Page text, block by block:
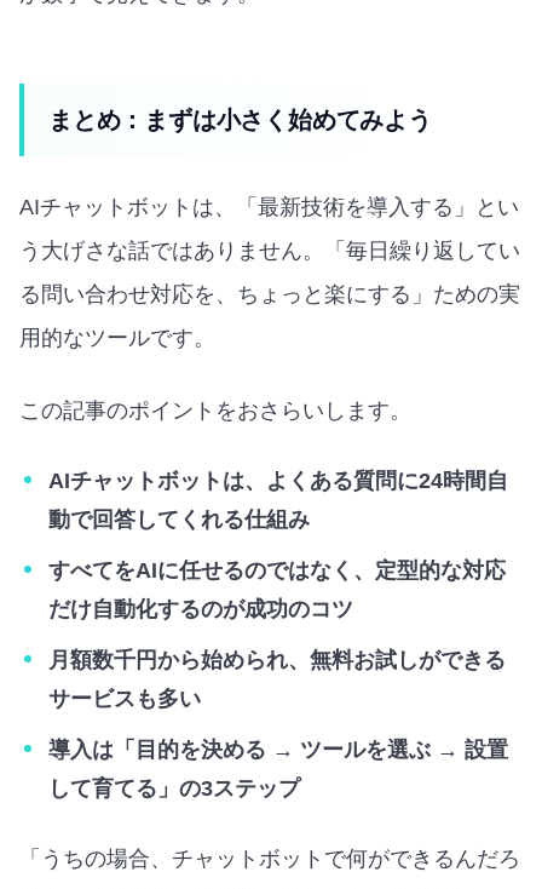
まとめ：まずは小さく始めてみよう
AIチャットボットは、「最新技術を導入する」とい
う大げさな話ではありません。「毎日繰り返してい
る問い合わせ対応を、ちょっと楽にする」ための実
用的なツールです。
この記事のポイントをおさらいします。
AIチャットボットは、よくある質問に24時間自
動で回答してくれる仕組み
すべてをAIに任せるのではなく、定型的な対応
だけ自動化するのが成功のコツ
月額数千円から始められ、無料お試しができる
サービスも多い
導入は「目的を決める → ツールを選ぶ → 設置
して育てる」の3ステップ
「うちの場合、チャットボットで何ができるんだろ